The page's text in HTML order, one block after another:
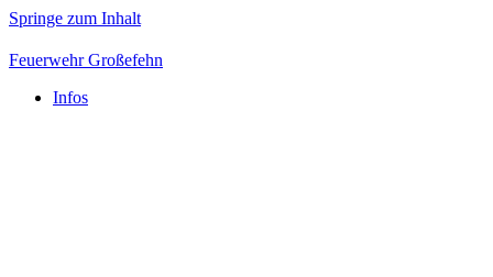
Springe zum Inhalt
Feuerwehr Großefehn
Infos